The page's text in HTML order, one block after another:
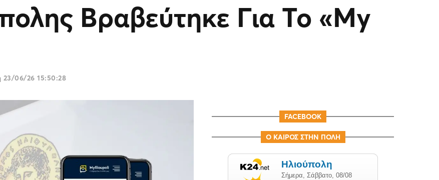
Βραβεύτηκε Για Το «Μy
23/06/26 15:50:28
FACEBOOK
Ο ΚΑΙΡΟΣ ΣΤΗΝ ΠΟΛΗ